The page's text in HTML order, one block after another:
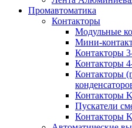
Промавтоматика
Контакторы
Модульные
Мини-
Контакторы
Контакторы
Контакторы
Контакторы
Пускатели
Контакторы